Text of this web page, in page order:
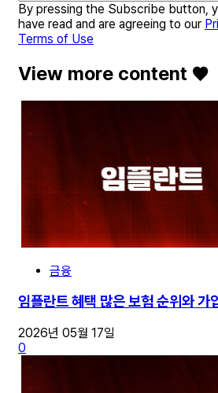
By pressing the Subscribe button,
have read and are agreeing to our
Terms of Use
View more content ♥️
금융
임플란트 혜택 많은 보험 순위와 가
2026년 05월 17일
0